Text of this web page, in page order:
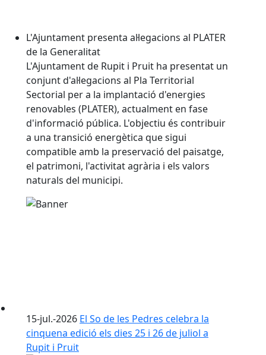
L'Ajuntament presenta al·legacions al PLATER
de la Generalitat
L'Ajuntament de Rupit i Pruit ha presentat un
conjunt d'al·legacions al Pla Territorial
Sectorial per a la implantació d'energies
renovables (PLATER), actualment en fase
d'informació pública. L'objectiu és contribuir
a una transició energètica que sigui
compatible amb la preservació del paisatge,
el patrimoni, l'activitat agrària i els valors
naturals del municipi.
15-jul.-2026 El So de les Pedres celebra la
cinquena edició els dies 25 i 26 de juliol a
Rupit i Pruit